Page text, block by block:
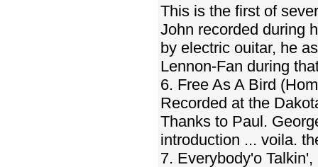
This is the first of
John recorded during
by electric ouitar, he
Lennon-Fan during
6. Free As A Bird
Recorded at the
Thanks to Paul.
introduction ... voila.
7. Everybody'o